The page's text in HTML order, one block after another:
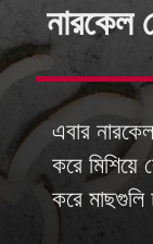
এবার
করে মিশিয়ে
করে মাছগুলি
নারকেল